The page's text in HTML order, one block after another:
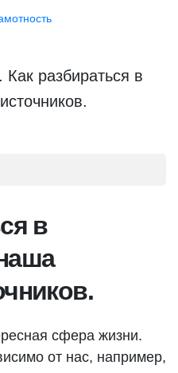
в
сфера жизни.
от нас, например,